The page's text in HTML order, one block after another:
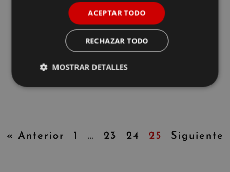
« Anterior 1 … 23 24 25 Siguiente
ACEPTAR TODO
RECHAZAR TODO
MOSTRAR DETALLES